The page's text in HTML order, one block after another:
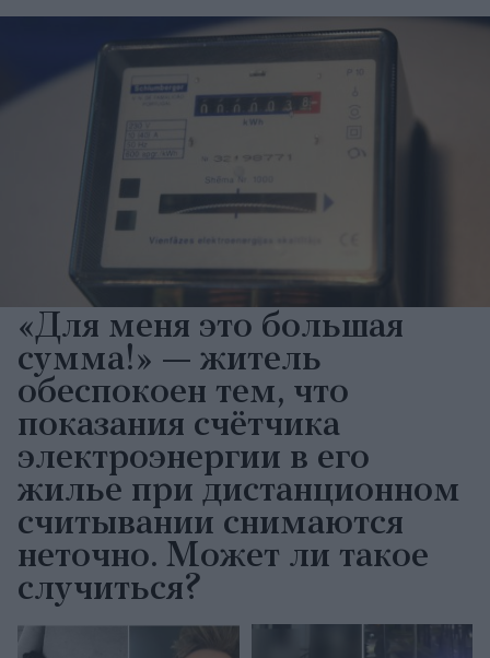
«Для меня это большая
сумма!» — житель
обеспокоен тем, что
показания счётчика
электроэнергии в его
жилье при дистанционном
считывании снимаются
неточно. Может ли такое
случиться?